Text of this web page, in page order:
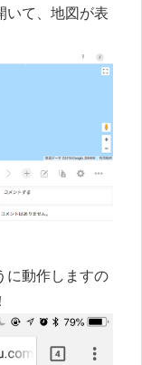
いて、地図が表
に動作しますの